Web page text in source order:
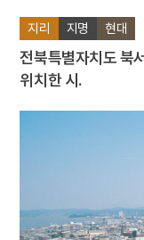
8
메리다 지
9 육시
1 금성대군
5 세조
지리 지명 현대
전북특별자치도 북
위치한 시.